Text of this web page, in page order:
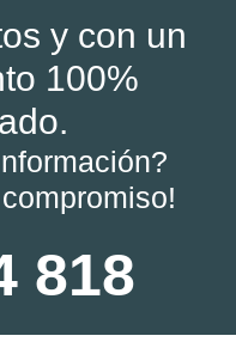
y con un
100%
818